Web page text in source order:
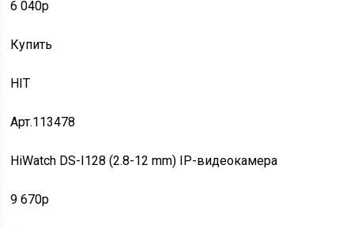
6 040p
Купить
HIT
Арт.113478
HiWatch DS-I128 (2.8-12 mm) IP-видеокамера
9 670p